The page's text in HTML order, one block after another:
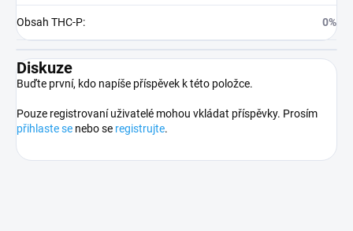
Obsah THC-P: 0%
Diskuze
Buďte první, kdo napíše příspěvek k této položce.
Pouze registrovaní uživatelé mohou vkládat příspěvky. Prosím
přihlaste se nebo se registrujte.